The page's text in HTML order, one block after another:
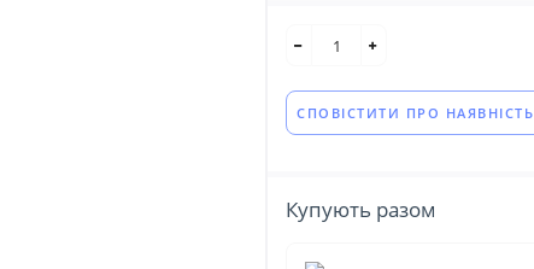
СПОВІСТИТИ ПРО НАЯВНІСТЬ
Купують разом